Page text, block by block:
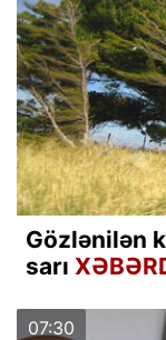
Gözlənilən
sarı
07:30